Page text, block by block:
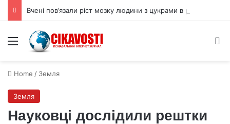
Вчені пов’язали ріст мозку людини з цукрами в раціоні
Menu
Home / Земля
Земля
Науковці дослідили рештки